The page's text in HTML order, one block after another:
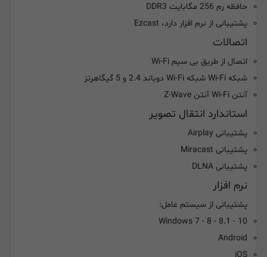
حافظه رم 256 مگابایت
DDR3
پشتیبانی از نرم افزار دارد، Ezcast
اتصالات
اتصال از طریق بی سیم Wi-Fi
شبکه Wi-Fi شبکه Wi-Fi دوباند 2.4 و 5 گیگاهرتز
آنتن Wi-Fi آنتن Z-Wave
استاندارد انتقال تصویر
پشتیبانی Airplay
پشتیبانی Miracast
پشتیبانی DLNA
نرم افزار
پشتیبانی از سیستم عامل:
Windows 7 - 8 - 8.1 - 10
Android
iOS